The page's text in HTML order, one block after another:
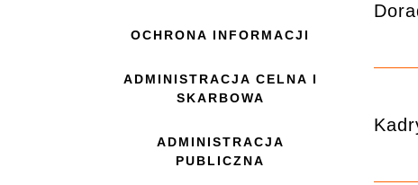
OCHRONA INFORMACJI
ADMINISTRACJA CELNA I
SKARBOWA
ADMINISTRACJA
PUBLICZNA